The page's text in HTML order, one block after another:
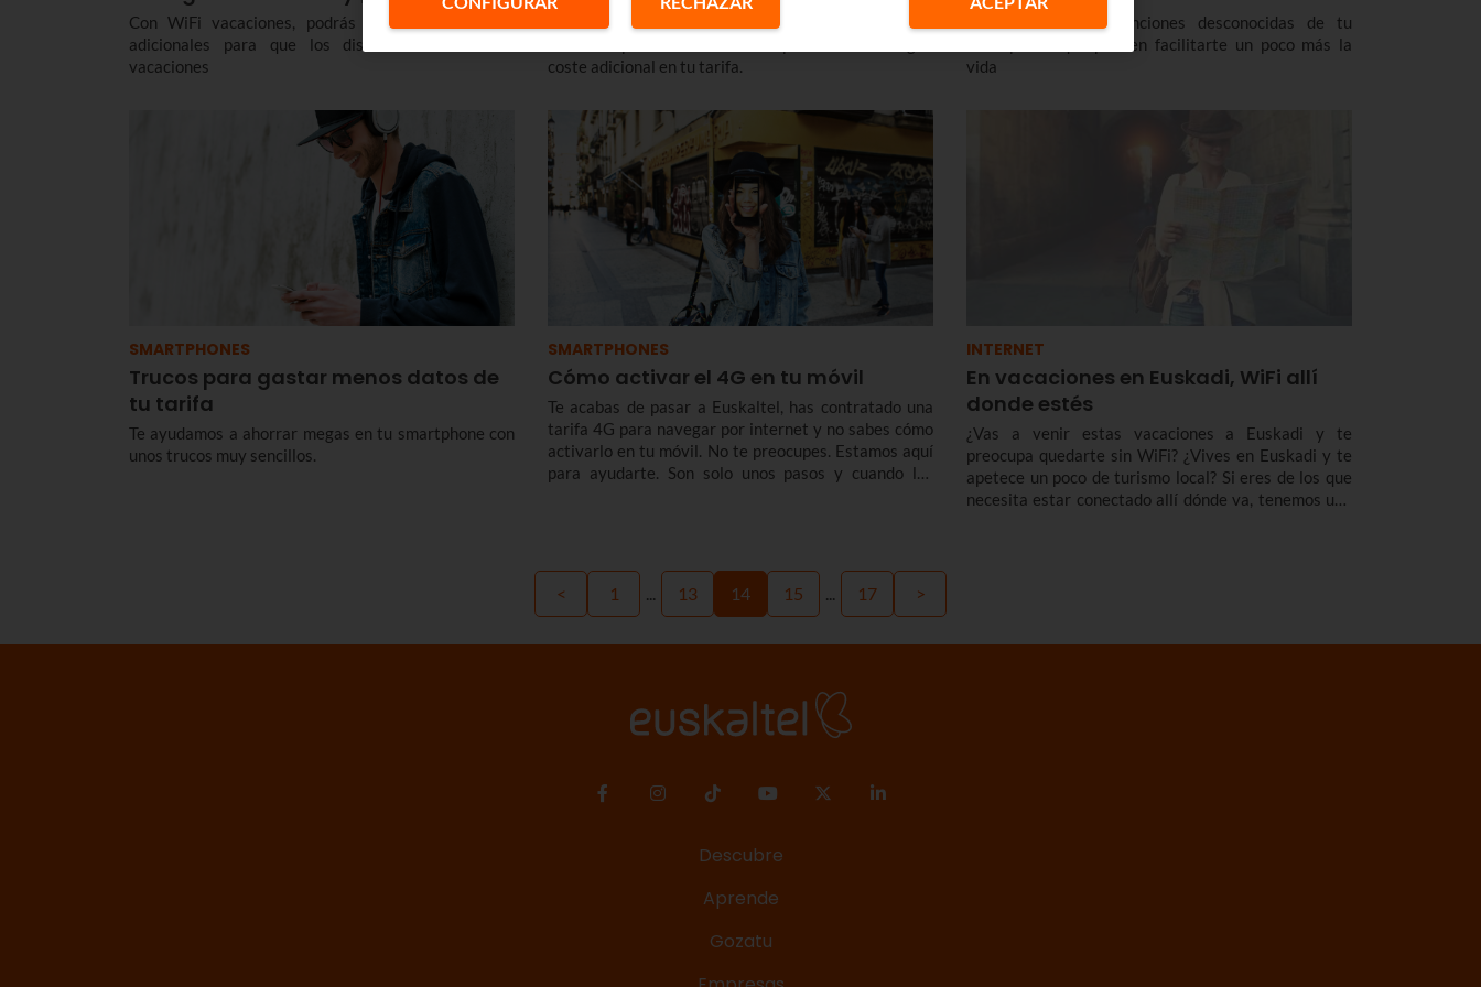
Con WiFi vacaciones, podrás disfrutar de 10MG
adicionales para que los disfrutes durante tus
vacaciones
A partir del 15 de junio podrás hablar y navegar por
coste adicional en tu tarifa.
Descubre algunas funciones desconocidas de tu
smartphone que pueden facilitarte un poco más la
vida
SMARTPHONES
Trucos para gastar menos datos de
tu tarifa
Te ayudamos a ahorrar megas en tu smartphone con
unos trucos muy sencillos.
SMARTPHONES
Cómo activar el 4G en tu móvil
Te acabas de pasar a Euskaltel, has contratado una
tarifa 4G para navegar por internet y no sabes cómo
activarlo en tu móvil. No te preocupes. Estamos aquí
para ayudarte. Son solo unos pasos y cuando los
INTERNET
En vacaciones en Euskadi, WiFi allí
donde estés
¿Vas a venir estas vacaciones a Euskadi y te
preocupa quedarte sin WiFi? ¿Vives en Euskadi y te
apetece un poco de turismo local? Si eres de los que
necesita estar conectado allí dónde va, tenemos una
< 1 ... 13 14 15 ... 17 >
Descubre
Aprende
Gozatu